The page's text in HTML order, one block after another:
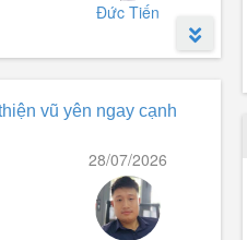
Đức Tiến
diện thương hiệu cực tốt).
vũ yên ngay cạnh
28/07/2026